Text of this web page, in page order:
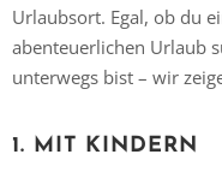
Urlaubsort. Egal, ob du
abenteuerlichen Urlaub
unterwegs bist – wir
1. MIT KINDERN